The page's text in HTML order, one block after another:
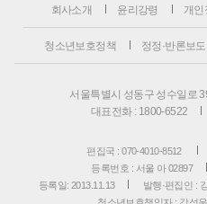
회사소개 윤리강령 개인
청소년보호정책 정정·반론보도
서울특별시 성동구 성수일로
대표전화 : 1800-6522
편집국 : 070-4010-8512
등록번호 : 서울 아 02897
등록일: 2013.11.13
발행·편집인 :